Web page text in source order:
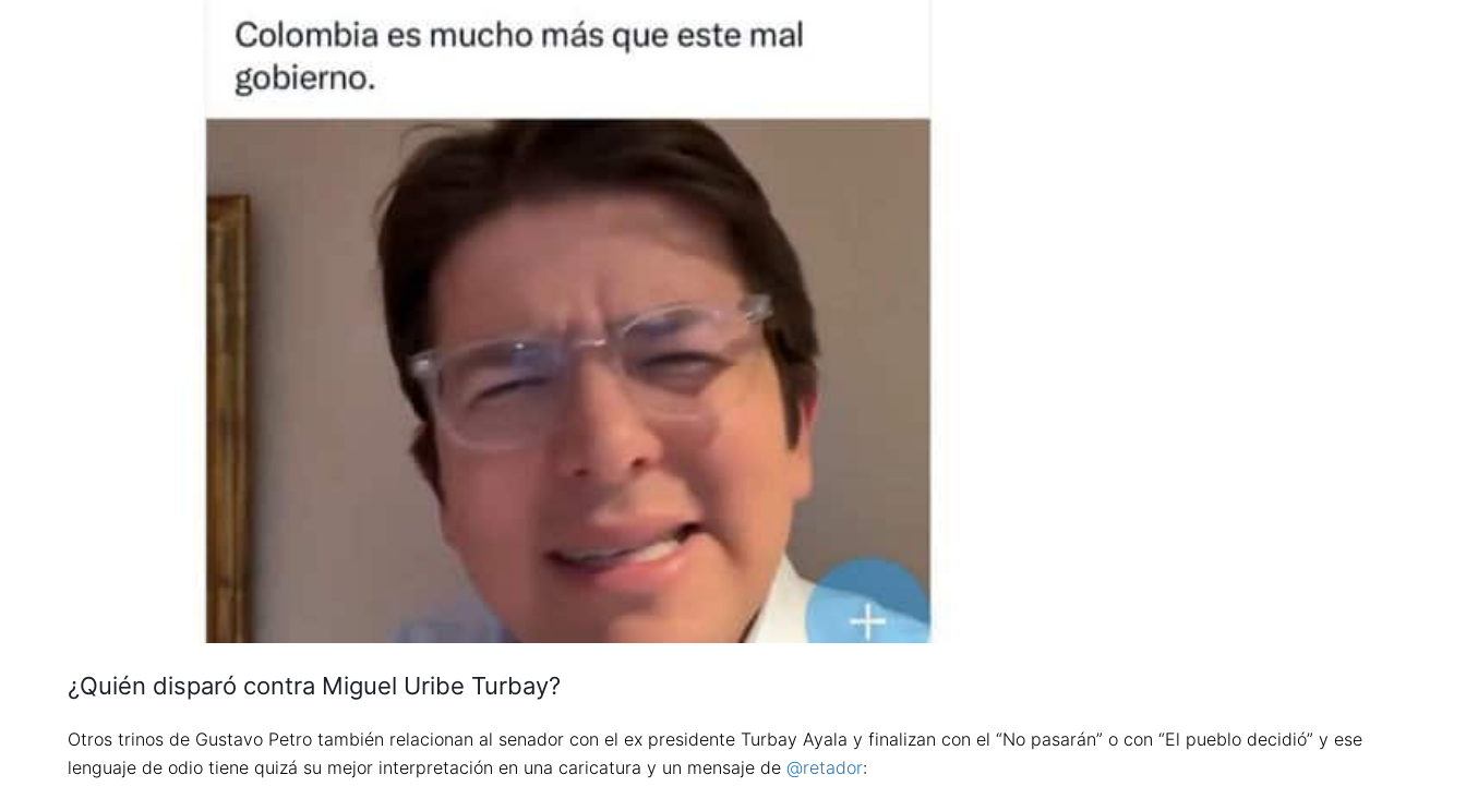
¿Quién disparó contra Miguel Uribe Turbay?
Otros trinos de Gustavo Petro también relacionan al senador con el ex presidente Turbay Ayala y finalizan con el “No pasarán” o con “El pueblo decidió” y ese
lenguaje de odio tiene quizá su mejor interpretación en una caricatura y un mensaje de @retador: